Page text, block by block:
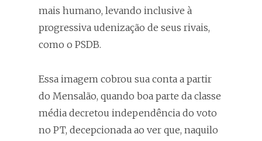
mais humano, levando inclusive à
progressiva udenização de seus rivais,
como o PSDB.
Essa imagem cobrou sua conta a partir
do Mensalão, quando boa parte da classe
média decretou independência do voto
no PT, decepcionada ao ver que, naquilo